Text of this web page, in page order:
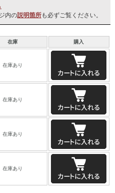
内の説明箇所も必ずご覧ください。
在庫 購入
在庫あり
在庫あり
在庫あり
在庫あり